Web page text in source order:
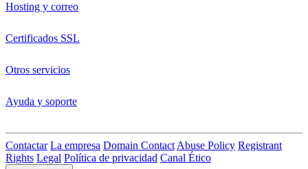
Hosting y correo
Certificados SSL
Otros servicios
Ayuda y soporte
Contactar La empresa Domain Contact Abuse Policy Registrant
Rights Legal Política de privacidad Canal Ético